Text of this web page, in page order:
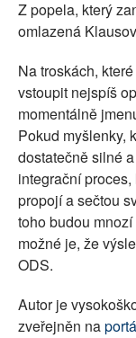
Z popela, který
omlazená
Na troskách,
vstoupit nejspíš
momentálně
Pokud myšlenky,
dostatečně silné
integrační
propojí a sečtou
toho budou
možné je, že
ODS.
Autor je
zveřejněn na